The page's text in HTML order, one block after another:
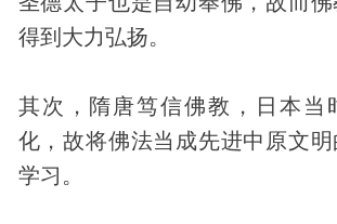
得到大力弘扬。
其次，隋唐笃信佛教，日本当
化，故将佛法当成先进中原文
学习。